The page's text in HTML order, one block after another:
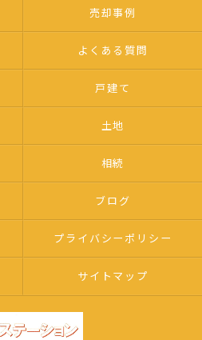
売却事例
よくある質問
戸建て
土地
相続
ブログ
プライバシーポリシー
サイトマップ